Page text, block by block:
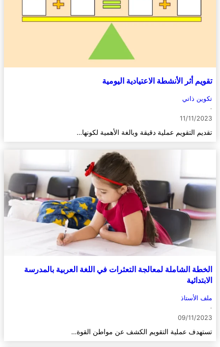
تقويم أثر الأنشطة الاعتيادية اليومية
تكوين ذاتي
·
11/11/2023
تقديم التقويم عملية دقيقة وبالغة الأهمية لكونها…
الخطة الشاملة لمعالجة التعثرات في اللغة العربية بالمدرسة
الابتدائية
ملف الأستاذ
·
09/11/2023
تستهدف عملية التقويم الكشف عن مواطن القوة…